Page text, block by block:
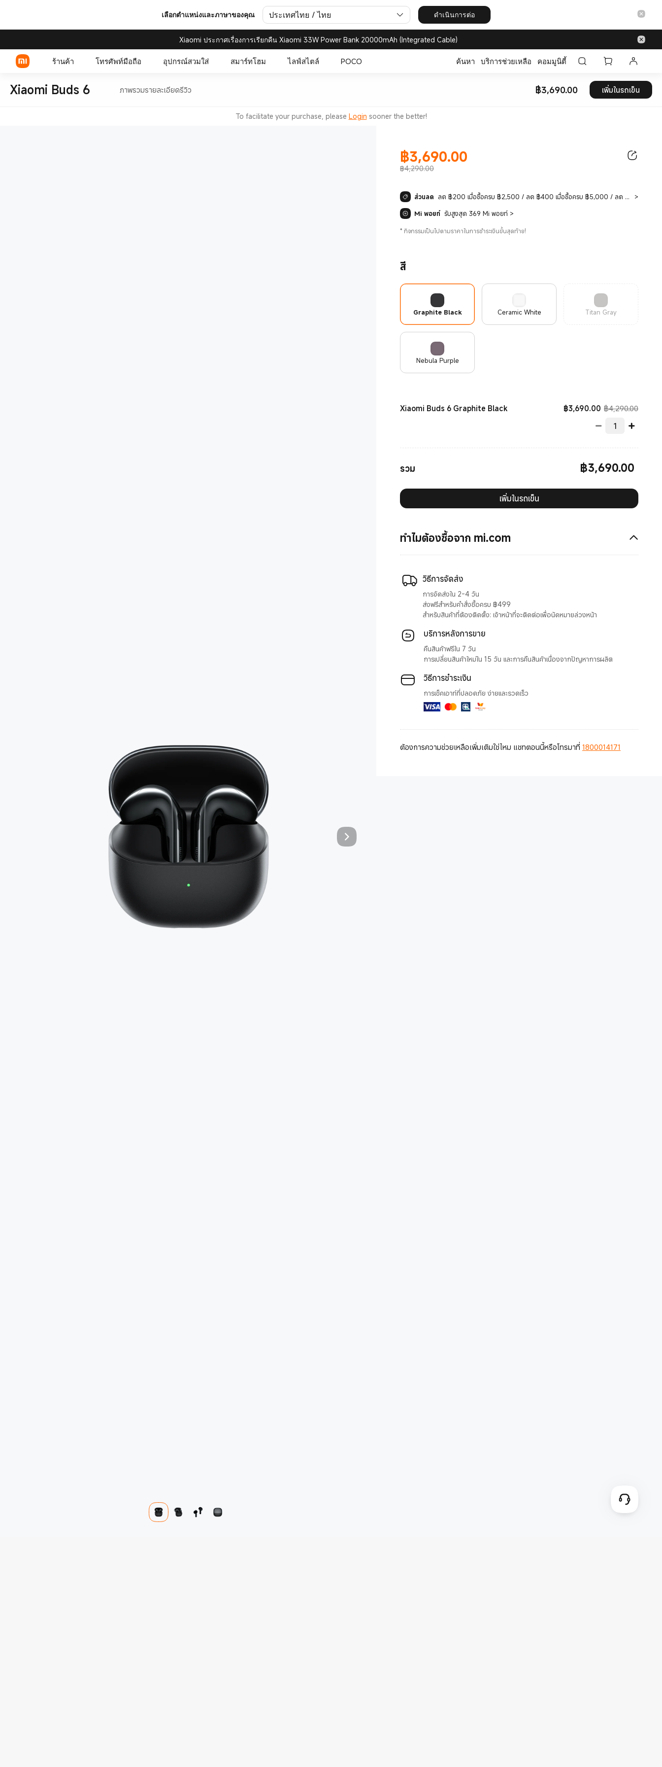
เลือกตำแหน่งและภาษาของคุณ ประเทศไทย / ไทย ดำเนินการต่อ
Xiaomi ประกาศเรื่องการเรียกคืน Xiaomi 33W Power Bank 20000mAh (Integrated Cable)
ร้านค้า โทรศัพท์มือถือ อุปกรณ์สวมใส่ สมาร์ทโฮม ไลฟ์สไตล์ POCO ค้นหา บริการช่วยเหลือ คอมมูนิตี้
Xiaomi Buds 6 ภาพรวมรายละเอียดรีวิว ฿3,690.00 Current Price ฿3690
เพิ่มในรถเข็น
To facilitate your purchase, please Login sooner the better!
฿3,690.00
Current Price ฿3690.00
฿4,290.00
ส่วนลด ลด ฿200 เมื่อซื้อครบ ฿2,500 / ลด ฿400 เมื่อซื้อครบ ฿5,000 / ลด ฿1,000 เมื่อซื้อครบ ฿10,000 / ลด ฿1,600 เมื่อซื้อครบ ฿15,000 / ลด ฿2,500 เมื่อซื้อครบ ฿20,000
>
Mi พอยท์ รับสูงสุด 369 Mi พอยท์ >
* กิจกรรมเป็นไปตามราคาในการชำระเงินขั้นสุดท้าย!
สี
Graphite Black Ceramic White Titan Gray
Nebula Purple
Xiaomi Buds 6 Graphite Black ฿3,690.00 Current Price ฿
฿4,290.00ราคาโ
รวม ฿3,690.00
เพิ่มในรถเข็น
ทำไมต้องซื้อจาก mi.com
วิธีการจัดส่ง
การจัดส่งใน 2-4 วัน
ส่งฟรีสำหรับคำสั่งซื้อครบ ฿499
สำหรับสินค้าที่ต้องติดตั้ง: เจ้าหน้าที่จะติดต่อเพื่อนัดหมายล่วงหน้า
บริการหลังการขาย
คืนสินค้าฟรีใน 7 วัน
การเปลี่ยนสินค้าใหม่ใน 15 วัน และการคืนสินค้าเนื่องจากปัญหาการผลิต
วิธีการชำระเงิน
การเช็คเอาท์ที่ปลอดภัย ง่ายและรวดเร็ว
ต้องการความช่วยเหลือเพิ่มเติมใช่ไหม แชทตอนนี้หรือโทรมาที่ 1800014171